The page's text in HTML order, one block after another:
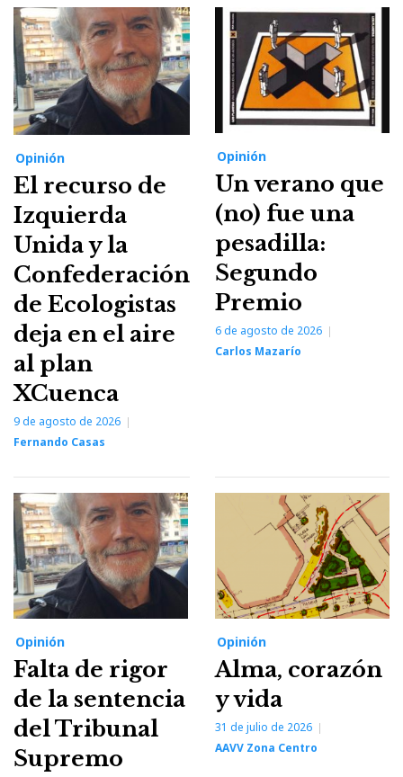
Opinión
El recurso de
Izquierda
Unida y la
Confederación
de Ecologistas
deja en el aire
al plan
XCuenca
9 de agosto de 2026
Fernando Casas
Opinión
Un verano que
(no) fue una
pesadilla:
Segundo
Premio
6 de agosto de 2026
Carlos Mazarío
Opinión
Falta de rigor
de la sentencia
del Tribunal
Supremo
Opinión
Alma, corazón
y vida
31 de julio de 2026
AAVV Zona Centro